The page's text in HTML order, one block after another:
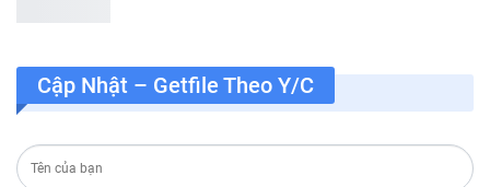
Cập Nhật – Getfile Theo Y/c